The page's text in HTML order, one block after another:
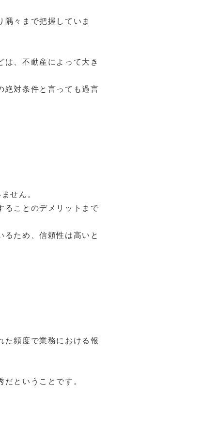
々まで把握していま
は、不動産によって大き
絶対条件と言っても過言
せん。
ることのデメリットまで
るため、信頼性は高いと
た頻度で業務における報
ということです。